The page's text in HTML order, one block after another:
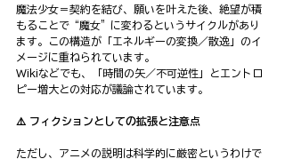
魔法少女＝契約を結び、願いを叶えた後、絶望が積
もることで“魔女”に変わるというサイクルがあり
ます。この構造が「エネルギーの変換／散逸」のイ
メージに重ねられています。
Wikiなどでも、「時間の矢／不可逆性」とエントロ
ピー増大との対応が議論されています。
⚠️ フィクションとしての拡張と注意点
ただし、アニメの説明は科学的に厳密というわけで